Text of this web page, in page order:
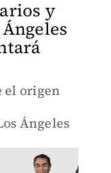
y
el origen
Ángeles